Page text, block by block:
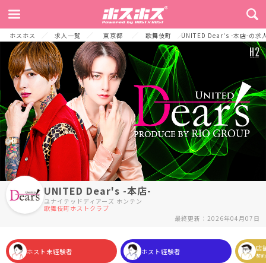
ホスホス 求人一覧 東京都 歌舞伎町 UNITED Dear's -本店-の求
TOP お店からのメッセージ 募集要項 よくあ
UNITED Dear's -本店-
ユナイテッドディアーズ ホンテン
歌舞伎町ホストクラブ
最終更新：2026年04月07日
ホスト未経験者 ホスト経験者 店
契